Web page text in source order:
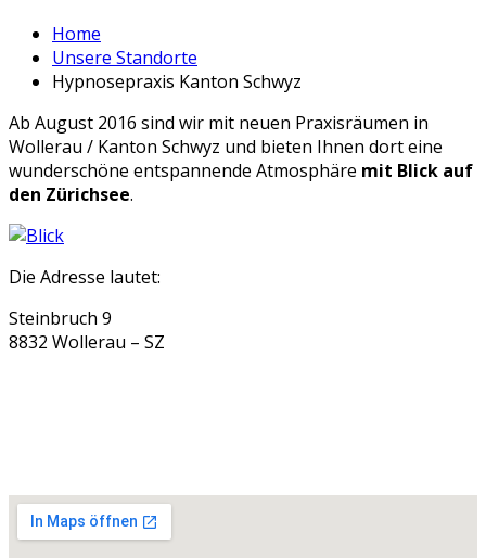
Home
Unsere Standorte
Hypnosepraxis Kanton Schwyz
Ab August 2016 sind wir mit neuen Praxisräumen in
Wollerau / Kanton Schwyz und bieten Ihnen dort eine
wunderschöne entspannende Atmosphäre mit Blick auf
den Zürichsee.
Die Adresse lautet:
Steinbruch 9
8832 Wollerau – SZ